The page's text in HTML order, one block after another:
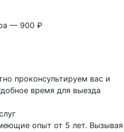
— 900 ₽
проконсультируем вас и
время для выезда
опыт от 5 лет. Вызывая